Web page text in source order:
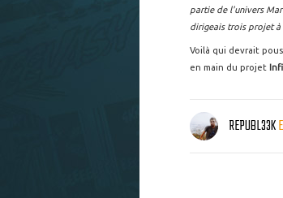
partie de l'univers
dirigeais trois projet à
Voilà qui devrait
en main du projet
REPUBL33K